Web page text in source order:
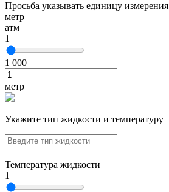
Просьба указывать единицу измерения
метр
атм
1
1 000
метр
Укажите тип жидкости и температуру
Температура жидкости
1